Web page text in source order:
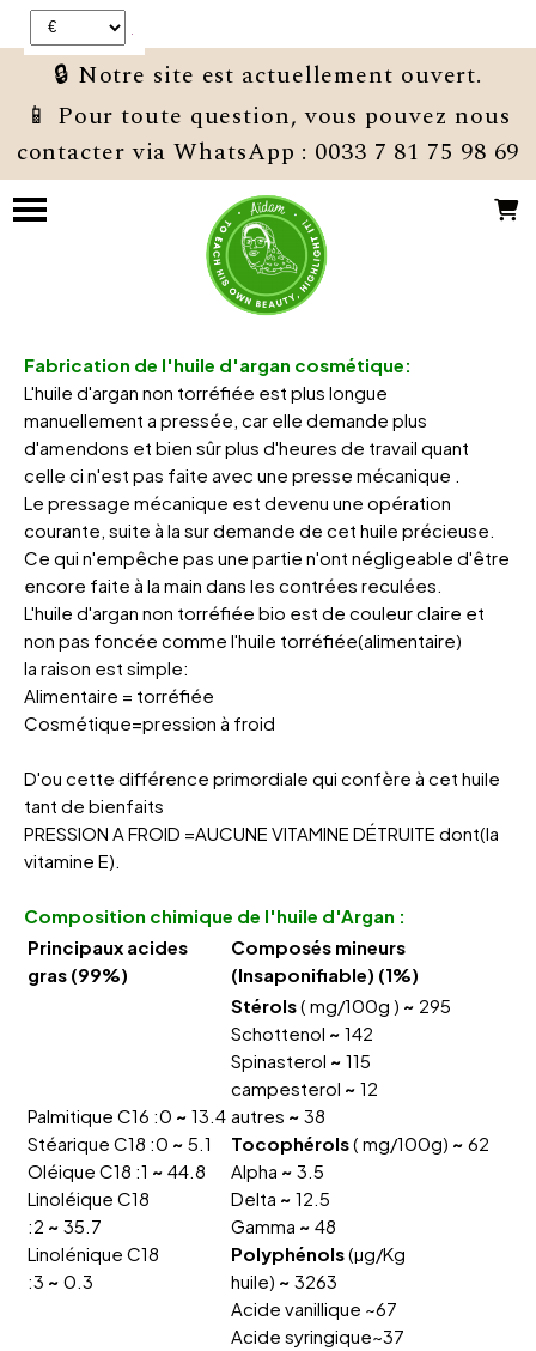
🔒 Notre site est actuellement ouvert.
📱 Pour toute question, vous pouvez nous
contacter via WhatsApp : 0033 7 81 75 98 69
Fabrication de l'huile d'argan cosmétique:
L'huile d'argan non torréfiée est plus longue
manuellement a pressée, car elle demande plus
d'amendons et bien sûr plus d'heures de travail quant
celle ci n'est pas faite avec une presse mécanique .
Le pressage mécanique est devenu une opération
courante, suite à la sur demande de cet huile précieuse.
Ce qui n'empêche pas une partie n'ont négligeable d'être
encore faite à la main dans les contrées reculées.
L'huile d'argan non torréfiée bio est de couleur claire et
non pas foncée comme l'huile torréfiée(alimentaire)
la raison est simple:
Alimentaire = torréfiée
Cosmétique=pression à froid
D'ou cette différence primordiale qui confère à cet huile
tant de bienfaits
PRESSION A FROID =AUCUNE VITAMINE DÉTRUITE dont(la
vitamine E).
Composition chimique de l'huile d'Argan :
Principaux acides
gras (99%)
Composés mineurs
(Insaponifiable) (1%)
Palmitique C16 :0 ~ 13.4
Stéarique C18 :0 ~ 5.1
Oléique C18 :1 ~ 44.8
Linoléique C18
:2 ~ 35.7
Linolénique C18
:3 ~ 0.3
Stérols( mg/100g ) ~ 295
Schottenol ~ 142
Spinasterol ~ 115
campesterol ~ 12
autres ~ 38
Tocophérols( mg/100g) ~ 62
Alpha ~ 3.5
Delta ~ 12.5
Gamma ~ 48
Polyphénols(µg/Kg
huile) ~ 3263
Acide vanillique ~67
Acide syringique~37
Panneau de gestion des cookies